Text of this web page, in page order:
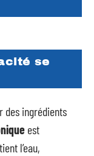
se
des ingrédients
est
l’eau,